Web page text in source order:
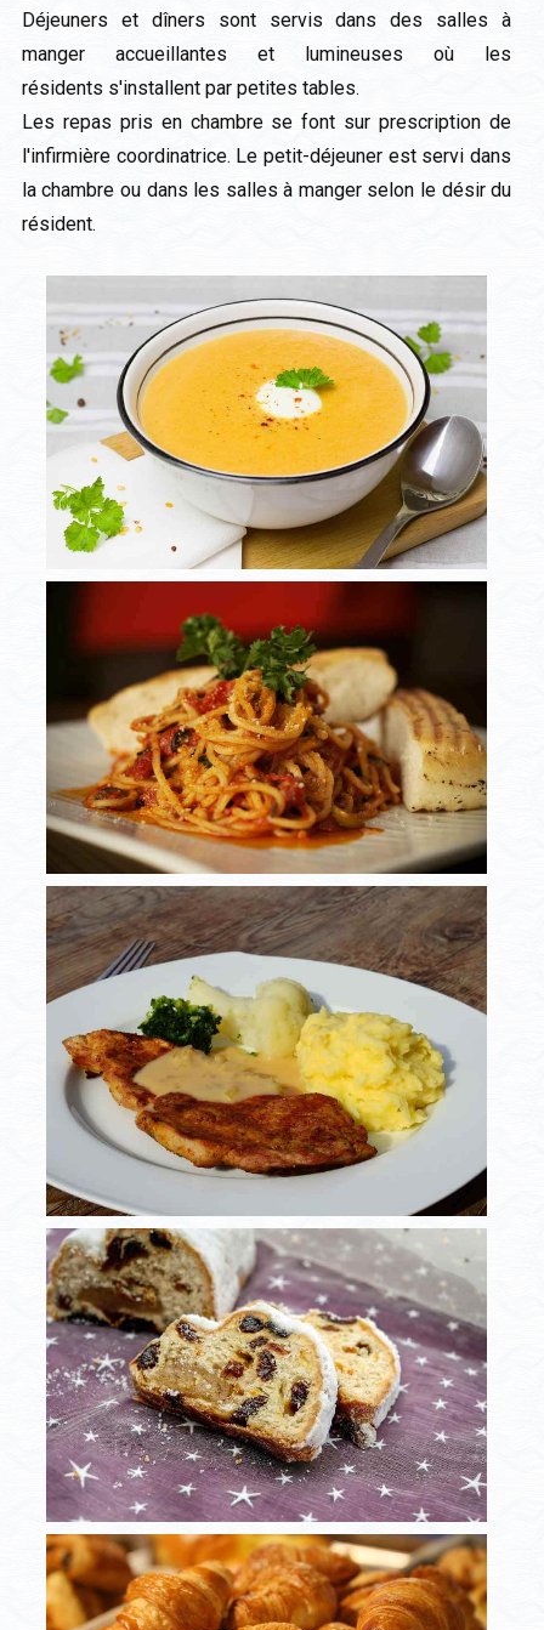
Déjeuners et dîners sont servis dans des salles à
manger accueillantes et lumineuses où les
résidents s'installent par petites tables.
Les repas pris en chambre se font sur prescription de
l'infirmière coordinatrice. Le petit-déjeuner est servi dans
la chambre ou dans les salles à manger selon le désir du
résident.